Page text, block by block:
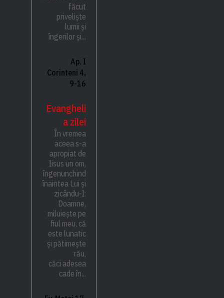
făcut
priveliște
lumii și
îngerilor și...
Ap. I
Corinteni 4,
9-16
Evangheli
a zilei
În vremea
aceea s-a
apropiat de
Iisus un om,
îngenunchind
înaintea Lui și
zicându-I:
Doamne,
miluiește pe
fiul meu, că
este lunatic
și pătimește
rău,
căci adesea
cade în...